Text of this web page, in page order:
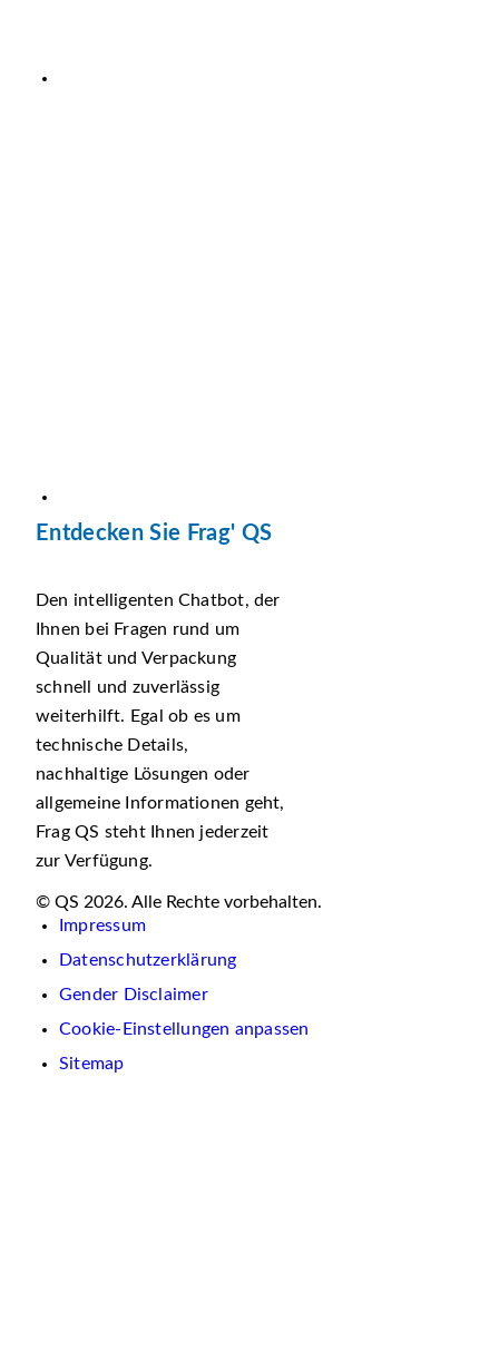
Entdecken Sie Frag' QS
Den intelligenten Chatbot, der
Ihnen bei Fragen rund um
Qualität und Verpackung
schnell und zuverlässig
weiterhilft. Egal ob es um
technische Details,
nachhaltige Lösungen oder
allgemeine Informationen geht,
Frag QS steht Ihnen jederzeit
zur Verfügung.
© QS 2026. Alle Rechte vorbehalten.
Impressum
Datenschutzerklärung
Gender Disclaimer
Cookie-Einstellungen anpassen
Sitemap